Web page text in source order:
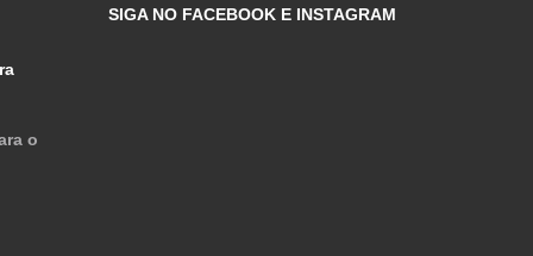
o
SIGA NO FACEBOOK E INSTAGRAM